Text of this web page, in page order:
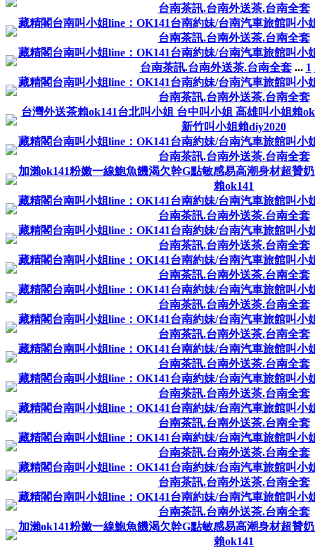
台南茶訊.台南外送茶.台南全套
藏精閣台南叫小姐line：OK141台南約妹/台南汽車旅館叫小
台南茶訊.台南外送茶.台南全套
藏精閣台南叫小姐line：OK141台南約妹/台南汽車旅館叫小
台南茶訊.台南外送茶.台南全套 ... 1
藏精閣台南叫小姐line：OK141台南約妹/台南汽車旅館叫小
台南茶訊.台南外送茶.台南全套
台灣外送茶賴ok141台北叫小姐 台中叫小姐 高雄叫小姐賴
新竹叫小姐賴diy2020
藏精閣台南叫小姐line：OK141台南約妹/台南汽車旅館叫小
台南茶訊.台南外送茶.台南全套
加瀨ok141粉嫩一線鮑魚饑渴欠幹G點敏感易高潮身材超贊
賴ok141
藏精閣台南叫小姐line：OK141台南約妹/台南汽車旅館叫小
台南茶訊.台南外送茶.台南全套
藏精閣台南叫小姐line：OK141台南約妹/台南汽車旅館叫小
台南茶訊.台南外送茶.台南全套
藏精閣台南叫小姐line：OK141台南約妹/台南汽車旅館叫小
台南茶訊.台南外送茶.台南全套
藏精閣台南叫小姐line：OK141台南約妹/台南汽車旅館叫小
台南茶訊.台南外送茶.台南全套
藏精閣台南叫小姐line：OK141台南約妹/台南汽車旅館叫小
台南茶訊.台南外送茶.台南全套
藏精閣台南叫小姐line：OK141台南約妹/台南汽車旅館叫小
台南茶訊.台南外送茶.台南全套
藏精閣台南叫小姐line：OK141台南約妹/台南汽車旅館叫小
台南茶訊.台南外送茶.台南全套
藏精閣台南叫小姐line：OK141台南約妹/台南汽車旅館叫小
台南茶訊.台南外送茶.台南全套
藏精閣台南叫小姐line：OK141台南約妹/台南汽車旅館叫小
台南茶訊.台南外送茶.台南全套
藏精閣台南叫小姐line：OK141台南約妹/台南汽車旅館叫小
台南茶訊.台南外送茶.台南全套
藏精閣台南叫小姐line：OK141台南約妹/台南汽車旅館叫小
台南茶訊.台南外送茶.台南全套
加瀨ok141粉嫩一線鮑魚饑渴欠幹G點敏感易高潮身材超贊
賴ok141